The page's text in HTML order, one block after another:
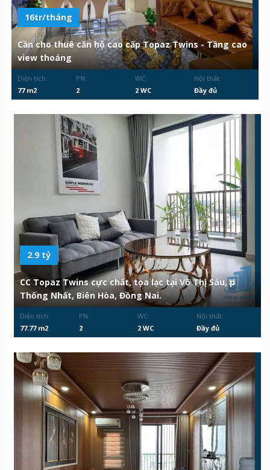
16tr/tháng
Cần cho thuê căn hộ cao cấp Topaz Twins - Tầng cao
view thoáng
Diện tích:
77 m2
PN:
2
WC:
2 WC
Nội thất:
Đầy đủ
2.9 tỷ
CC Topaz Twins cực chất, tọa lạc tại Võ Thị Sáu, p
Thống Nhất, Biên Hòa, Đồng Nai.
Diện tích:
77.77 m2
PN:
2
WC:
2 WC
Nội thất:
Đầy đủ